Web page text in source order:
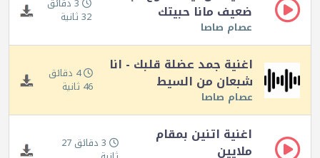
ضعيف مانا حبيتك
عصام صاصا
32 ثانية
اغنية جمد عضلة قلبك - انا
شبعان من السيط
عصام صاصا
4 دقائق
46 ثانية
اغنية اتنين بمقام
ملايين 3 دقائق 27